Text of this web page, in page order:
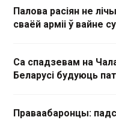
Палова расіян не
сваёй арміі ў вайне
Са спадзевам на
Беларусі будуюць
Праваабаронцы: